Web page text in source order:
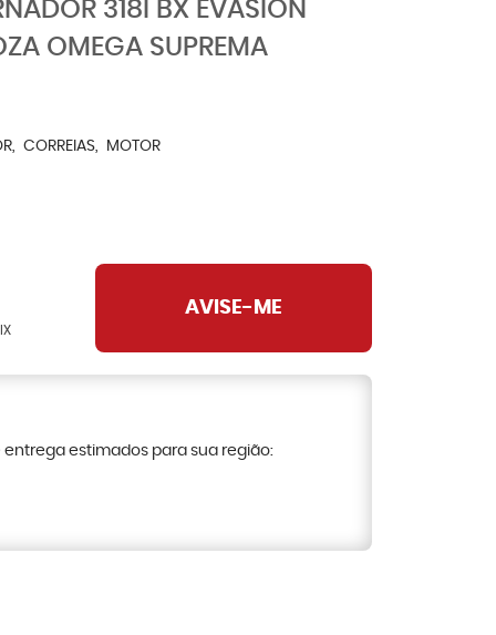
318I BX EVASION
OMEGA SUPREMA
CORREIAS MOTOR
AVISE-ME
entrega estimados para sua região: